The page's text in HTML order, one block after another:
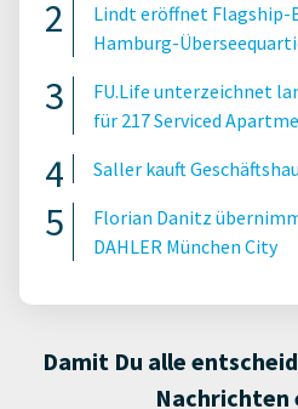
Lindt eröffnet Flagship-
Hamburg-
FU.Life unterzeichnet
für 217 Serviced
Saller kauft
Florian Danitz
DAHLER München City
Damit Du alle